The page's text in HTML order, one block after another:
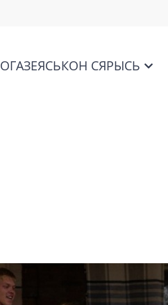
ОГАЗЕЯСЬКОН СЯРЫСЬ